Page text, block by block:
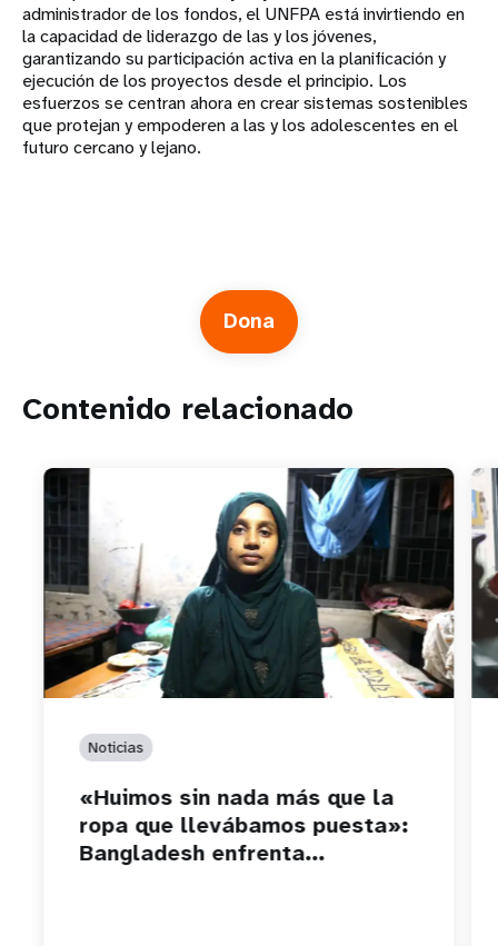
administrador de los fondos, el UNFPA está invirtiendo en
la capacidad de liderazgo de las y los jóvenes,
garantizando su participación activa en la planificación y
ejecución de los proyectos desde el principio. Los
esfuerzos se centran ahora en crear sistemas sostenibles
que protejan y empoderen a las y los adolescentes en el
futuro cercano y lejano.
Dona
Contenido relacionado
Noticias
«Huimos sin nada más que la
ropa que llevábamos puesta»:
Bangladesh enfrenta...